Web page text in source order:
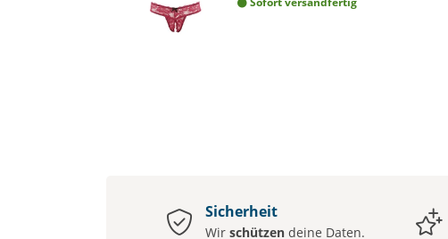
Sicherheit
Wir schützendeine Daten.